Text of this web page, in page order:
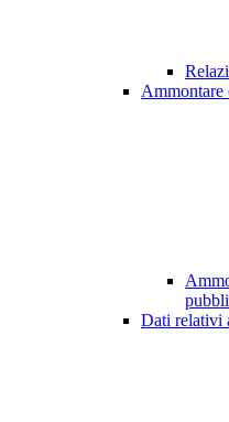
Ammontare
Dati relativi